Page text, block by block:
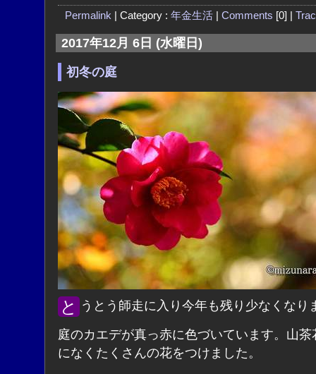
Permalink | Category : 年金生活| Comments [0] |
2017年12月 6日 (水曜日)
初冬の庭
とうとう師走に入り今年も残り少なくなり
庭のカエデが真っ赤に色づいています。山茶
になくたくさんの花をつけました。